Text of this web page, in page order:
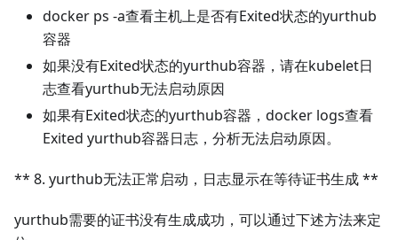
docker ps -a查看主机上是否有Exited状态的yurthub
容器
如果没有Exited状态的yurthub容器，请在kubelet日
志查看yurthub无法启动原因
如果有Exited状态的yurthub容器，docker logs查看
Exited yurthub容器日志，分析无法启动原因。
** 8. yurthub无法正常启动，日志显示在等待证书生成 **
yurthub需要的证书没有生成成功，可以通过下述方法来定